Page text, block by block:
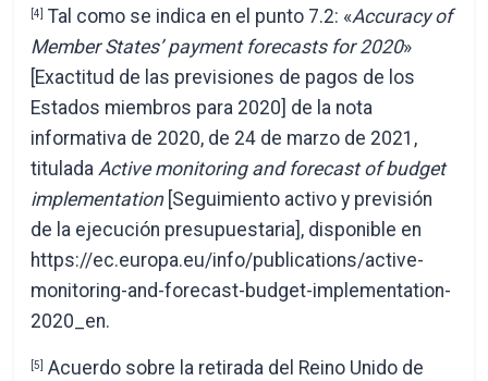
[4] Tal como se indica en el punto 7.2: «Accuracy of
Member States’ payment forecasts for 2020»
[Exactitud de las previsiones de pagos de los
Estados miembros para 2020] de la nota
informativa de 2020, de 24 de marzo de 2021,
tituladaActive monitoring and forecast of budget
implementation [Seguimiento activo y previsión
de la ejecución presupuestaria], disponible en
https://ec.europa.eu/info/publications/active-
monitoring-and-forecast-budget-implementation-
2020_en.
[5] Acuerdo sobre la retirada del Reino Unido de